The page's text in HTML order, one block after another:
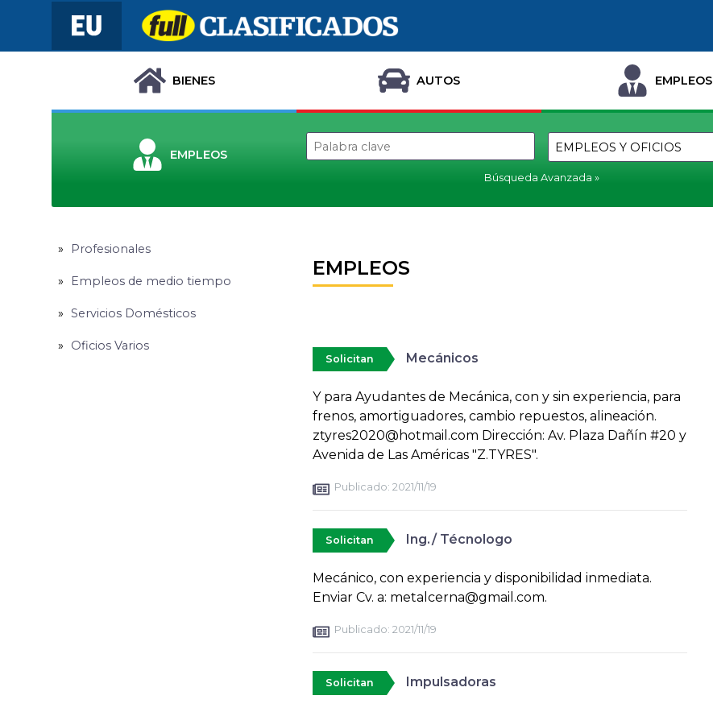
BIENES AUTOS EMPLEOS
EMPLEOS
Búsqueda Avanzada
Profesionales
Empleos de medio tiempo
Servicios Domésticos
Oficios Varios
EMPLEOS
Solicitan Mecánicos
Y para Ayudantes de Mecánica, con y sin experiencia, para
frenos, amortiguadores, cambio repuestos, alineación.
ztyres2020@hotmail.com Dirección: Av. Plaza Dañín #20 y
Avenida de Las Américas "Z.TYRES".
Publicado: 2021/11/19
Solicitan Ing./ Técnologo
Mecánico, con experiencia y disponibilidad inmediata.
Enviar Cv. a: metalcerna@gmail.com.
Publicado: 2021/11/19
Solicitan Impulsadoras